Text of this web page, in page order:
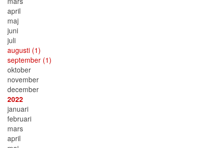
april
maj
juni
juli
augusti (1)
september (1)
oktober
november
december
2022
januari
februari
mars
april